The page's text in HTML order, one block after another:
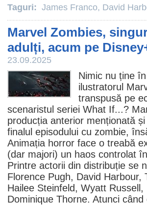
Taguri: James Franco, David
Marvel Zombies,
adulți, acum pe
23.09.2025
Nimic nu ține
ilustratorul
transpusă pe
scenaristul seriei What If...?
producția anterior menționată
finalul episodului cu zombie,
Animația horror face o treabă
(dar majori) un haos controlat
Printre actorii din distribuție se
Florence Pugh, David Harbour,
Hailee Steinfeld, Wyatt Russell ,
Dominique Thorne. Atunci când